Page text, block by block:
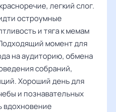
легкий слог.
остроумные
и тяга к мемам
момент для
на аудиторию, обмена
собраний,
Хороший день для
и познавательных
вдохновение